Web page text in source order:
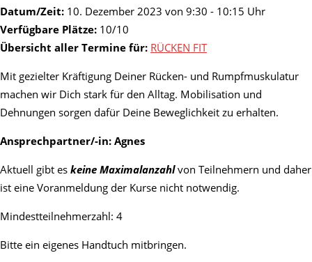
Datum/Zeit: 10. Dezember 2023 von 9:30 - 10:15 Uhr
Verfügbare Plätze: 10/10
Übersicht aller Termine für: RÜCKEN FIT
Mit gezielter Kräftigung Deiner Rücken- und Rumpfmuskulatur
machen wir Dich stark für den Alltag. Mobilisation und
Dehnungen sorgen dafür Deine Beweglichkeit zu erhalten.
Ansprechpartner/-in: Agnes
Aktuell gibt es keine Maximalanzahlvon Teilnehmern und daher
ist eine Voranmeldung der Kurse nicht notwendig.
Mindestteilnehmerzahl: 4
Bitte ein eigenes Handtuch mitbringen.